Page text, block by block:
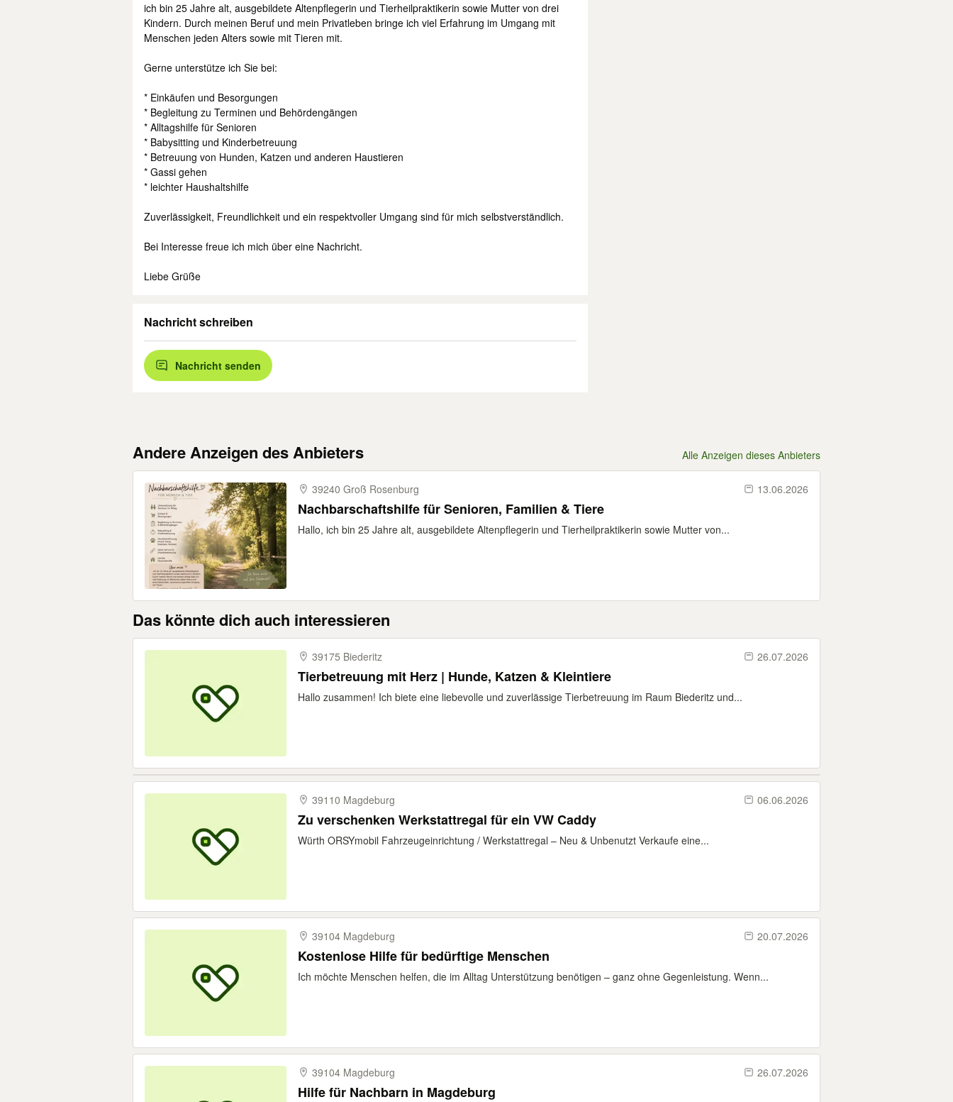
ich bin 25 Jahre alt, ausgebildete Altenpflegerin und Tierheilpraktikerin sowie Mutter von drei
Kindern. Durch meinen Beruf und mein Privatleben bringe ich viel Erfahrung im Umgang mit
Menschen jeden Alters sowie mit Tieren mit.
Gerne unterstütze ich Sie bei:
* Einkäufen und Besorgungen
* Begleitung zu Terminen und Behördengängen
* Alltagshilfe für Senioren
* Babysitting und Kinderbetreuung
* Betreuung von Hunden, Katzen und anderen Haustieren
* Gassi gehen
* leichter Haushaltshilfe
Zuverlässigkeit, Freundlichkeit und ein respektvoller Umgang sind für mich selbstverständlich.
Bei Interesse freue ich mich über eine Nachricht.
Liebe Grüße
Nachricht schreiben
Nachricht senden
Andere Anzeigen des Anbieters Alle Anzeigen dieses Anbieters
39240 Groß Rosenburg 13.06.2026
Nachbarschaftshilfe für Senioren, Familien & Tiere
Hallo, ich bin 25 Jahre alt, ausgebildete Altenpflegerin und Tierheilpraktikerin sowie Mutter von...
Das könnte dich auch interessieren
39175 Biederitz 26.07.2026
Tierbetreuung mit Herz | Hunde, Katzen & Kleintiere
Hallo zusammen! Ich biete eine liebevolle und zuverlässige Tierbetreuung im Raum Biederitz und...
39110 Magdeburg 06.06.2026
Zu verschenken Werkstattregal für ein VW Caddy
Würth ORSYmobil Fahrzeugeinrichtung / Werkstattregal – Neu & Unbenutzt Verkaufe eine...
39104 Magdeburg 20.07.2026
Kostenlose Hilfe für bedürftige Menschen
Ich möchte Menschen helfen, die im Alltag Unterstützung benötigen – ganz ohne Gegenleistung. Wenn...
39104 Magdeburg 26.07.2026
Hilfe für Nachbarn in Magdeburg